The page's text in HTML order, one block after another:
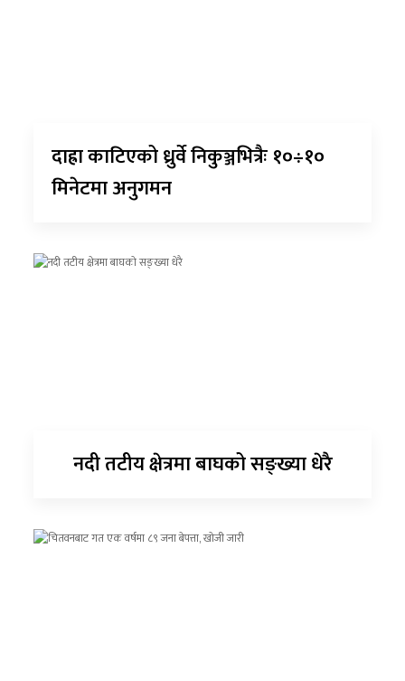
दाह्रा काटिएको ध्रुर्वे निकुञ्जभित्रैः १०÷१०
मिनेटमा अनुगमन
नदी तटीय क्षेत्रमा बाघको सङ्ख्या धेरै